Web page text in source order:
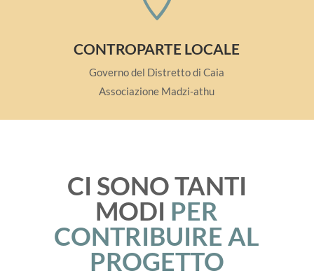
CONTROPARTE LOCALE
Governo del Distretto di Caia
Associazione Madzi-athu
CI SONO TANTI
MODI PER
CONTRIBUIRE AL
PROGETTO